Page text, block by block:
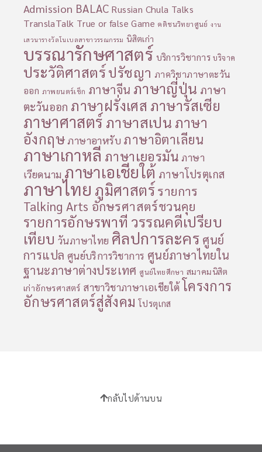
Admission BALAC Russian Chula Talks
TranslaTalk True or false Game คติชนวิทยาศูนย์ งาน
เสวนารางวัลโนเบลสาขาวรรณกรรม นิสิตเก่า
บรรณารักษศาสตร์ บริการวิชาการ บริจาค
ประวัติศาสตร์ ปรัชญา ภาควิชาภาษาตะวัน
ออก ภาพยนตร์เช็ก ภาษาจีน ภาษาญี่ปุ่น ภาษา
ตะวันออก ภาษาฝรั่งเศส ภาษารัสเซีย
ภาษาศาสตร์ ภาษาสเปน ภาษา
อังกฤษ ภาษาอาหรับ ภาษาอิตาเลียน
ภาษาเกาหลี ภาษาเยอรมัน ภาษา
เวียดนาม ภาษาเอเชียใต้ ภาษาโปรตุเกส
ภาษาไทย ภูมิศาสตร์ รายการ
Talking Arts อักษรศาสตร์ชวนคุย
รายการอักษรพาที วรรณคดีเปรียบ
เทียบ วันภาษาไทย ศิลปการละคร ศูนย์
การแปล ศูนย์บริการวิชาการ ศูนย์ภาษาไทยใน
ฐานะภาษาต่างประเทศ ศูนย์ไทยศึกษา สมาคมนิสิต
เก่าอักษรศาสตร์ สาขาวิชาภาษาเอเชียใต้ โครงการ
อักษรศาสตร์สู่สังคม โปรตุเกส
กลับไปด้านบน